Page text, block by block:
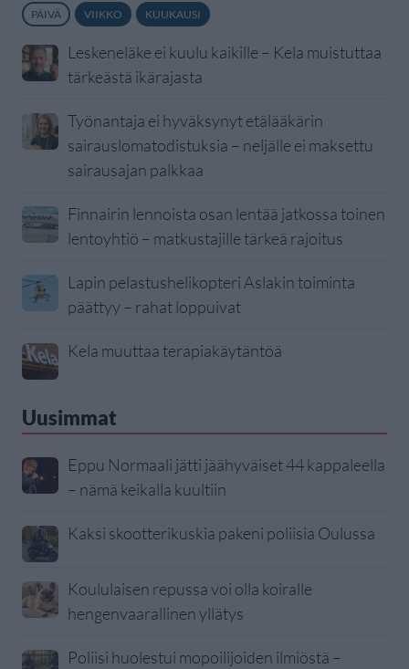
PÄIVÄ VIIKKO KUUKAUSI
Leskeneläke ei kuulu kaikille – Kela muistuttaa
tärkeästä ikärajasta
Työnantaja ei hyväksynyt etälääkärin
sairauslomatodistuksia – neljälle ei maksettu
sairausajan palkkaa
Finnairin lennoista osan lentää jatkossa toinen
lentoyhtiö – matkustajille tärkeä rajoitus
Lapin pelastushelikopteri Aslakin toiminta
päättyy – rahat loppuivat
Kela muuttaa terapiakäytäntöä
Uusimmat
Eppu Normaali jätti jäähyväiset 44 kappaleella
– nämä keikalla kuultiin
Kaksi skootterikuskia pakeni poliisia Oulussa
Koululaisen repussa voi olla koiralle
hengenvaarallinen yllätys
Poliisi huolestui mopoilijoiden ilmiöstä –